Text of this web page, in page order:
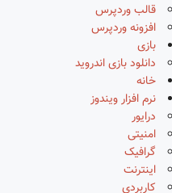
قالب وردپرس
افزونه وردپرس
بازی
دانلود بازی اندروید
خانه
نرم افزار ویندوز
درایور
امنیتی
گرافیک
اینترنت
کاربردی